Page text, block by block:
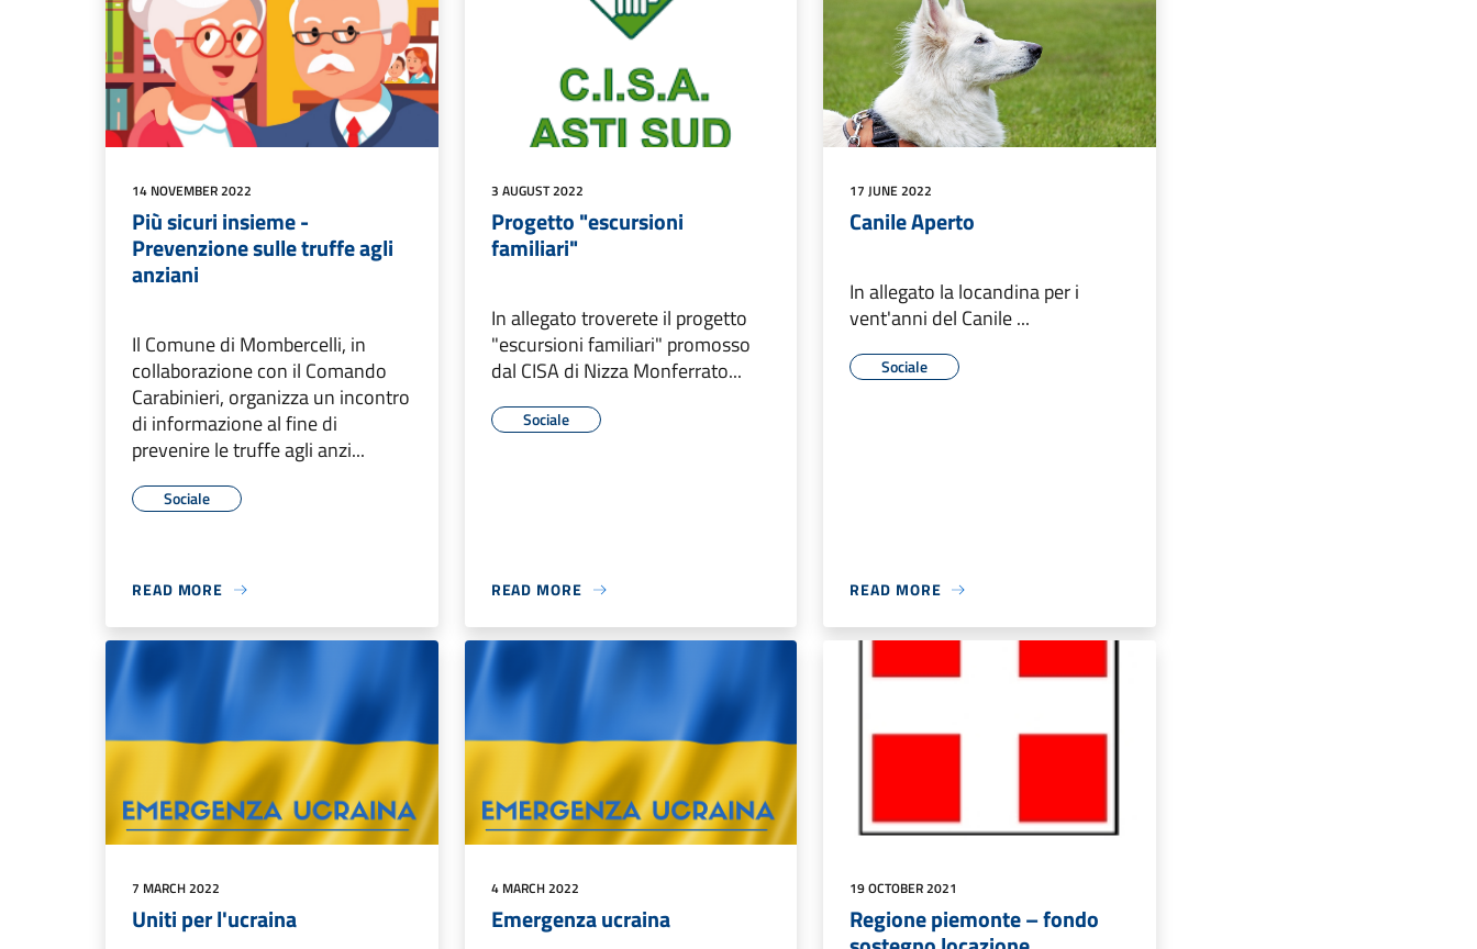
14 NOVEMBER 2022
Più sicuri insieme -
Prevenzione sulle truffe agli
anziani
Il Comune di Mombercelli, in
collaborazione con il Comando
Carabinieri, organizza un incontro
di informazione al fine di
prevenire le truffe agli anzi...
Sociale
READ MORE
3 AUGUST 2022
Progetto "escursioni
familiari"
In allegato troverete il progetto
"escursioni familiari" promosso
dal CISA di Nizza Monferrato...
Sociale
READ MORE
17 JUNE 2022
Canile Aperto
In allegato la locandina per i
vent'anni del Canile ...
Sociale
READ MORE
7 MARCH 2022
Uniti per l'ucraina
4 MARCH 2022
Emergenza ucraina
19 OCTOBER 2021
Regione piemonte – fondo